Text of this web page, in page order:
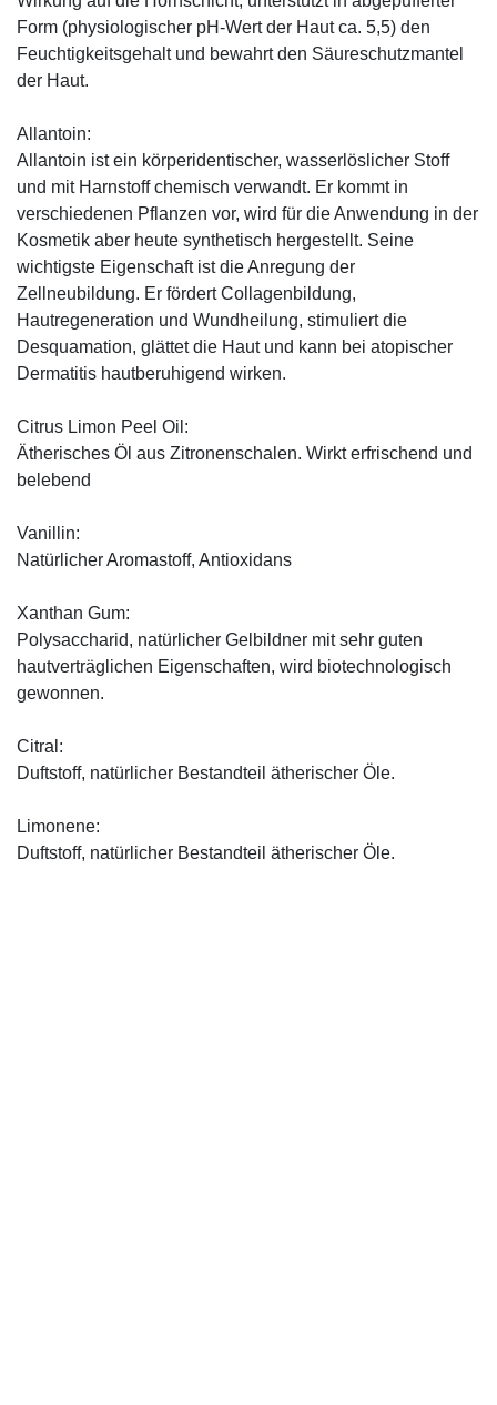
Form (physiologischer pH-Wert der Haut ca. 5,5) den
Feuchtigkeitsgehalt und bewahrt den Säureschutzmantel
der Haut.
Allantoin:
Allantoin ist ein körperidentischer, wasserlöslicher Stoff
und mit Harnstoff chemisch verwandt. Er kommt in
verschiedenen Pflanzen vor, wird für die Anwendung in der
Kosmetik aber heute synthetisch hergestellt. Seine
wichtigste Eigenschaft ist die Anregung der
Zellneubildung. Er fördert Collagenbildung,
Hautregeneration und Wundheilung, stimuliert die
Desquamation, glättet die Haut und kann bei atopischer
Dermatitis hautberuhigend wirken.
Citrus Limon Peel Oil:
Ätherisches Öl aus Zitronenschalen. Wirkt erfrischend und
belebend
Vanillin:
Natürlicher Aromastoff, Antioxidans
Xanthan Gum:
Polysaccharid, natürlicher Gelbildner mit sehr guten
hautverträglichen Eigenschaften, wird biotechnologisch
gewonnen.
Citral:
Duftstoff, natürlicher Bestandteil ätherischer Öle.
Limonene:
Duftstoff, natürlicher Bestandteil ätherischer Öle.